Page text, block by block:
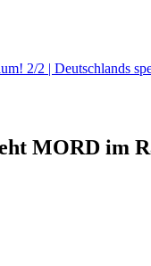
2/2 | Deutschlands
MORD im